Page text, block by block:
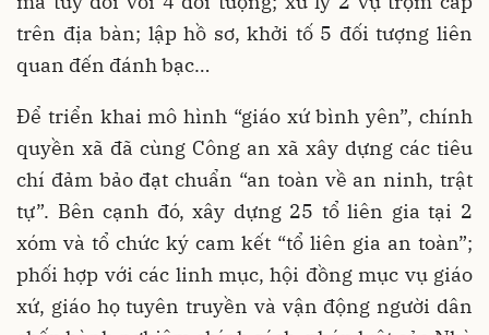
trên địa bàn; lập hồ sơ, khởi tố 5 đối tượng liên
quan đến đánh bạc…
Để triển khai mô hình “giáo xứ bình yên”, chính
quyền xã đã cùng Công an xã xây dựng các tiêu
chí đảm bảo đạt chuẩn “an toàn về an ninh, trật
tự”. Bên cạnh đó, xây dựng 25 tổ liên gia tại 2
xóm và tổ chức ký cam kết “tổ liên gia an toàn”;
phối hợp với các linh mục, hội đồng mục vụ giáo
xứ, giáo họ tuyên truyền và vận động người dân